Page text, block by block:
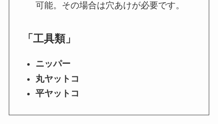
可能。その場合は穴あけが必要です。
「工具類」
ニッパー
丸ヤットコ
平ヤットコ